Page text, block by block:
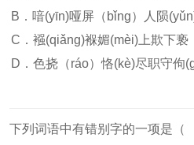
B．喑(yīn)哑屏（bǐng）人陨
C．襁(qiǎng)褓媚(mèi)上欺下亵
D．色挠（ráo）恪(kè)尽职守佝
下列词语中有错别字的一项是